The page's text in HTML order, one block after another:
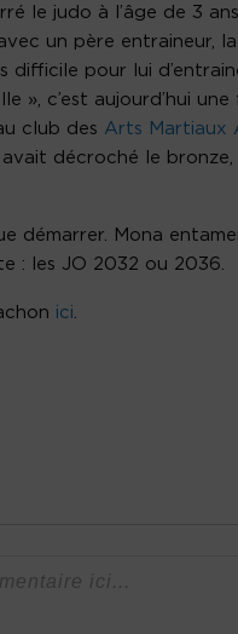
le judo à l’âge de 3
un père entraineur,
difficile pour lui
», c’est aujourd’hui
club des Arts Martiaux
avait décroché le
démarrer. Mona
: les JO 2032 ou 2036.
ici.